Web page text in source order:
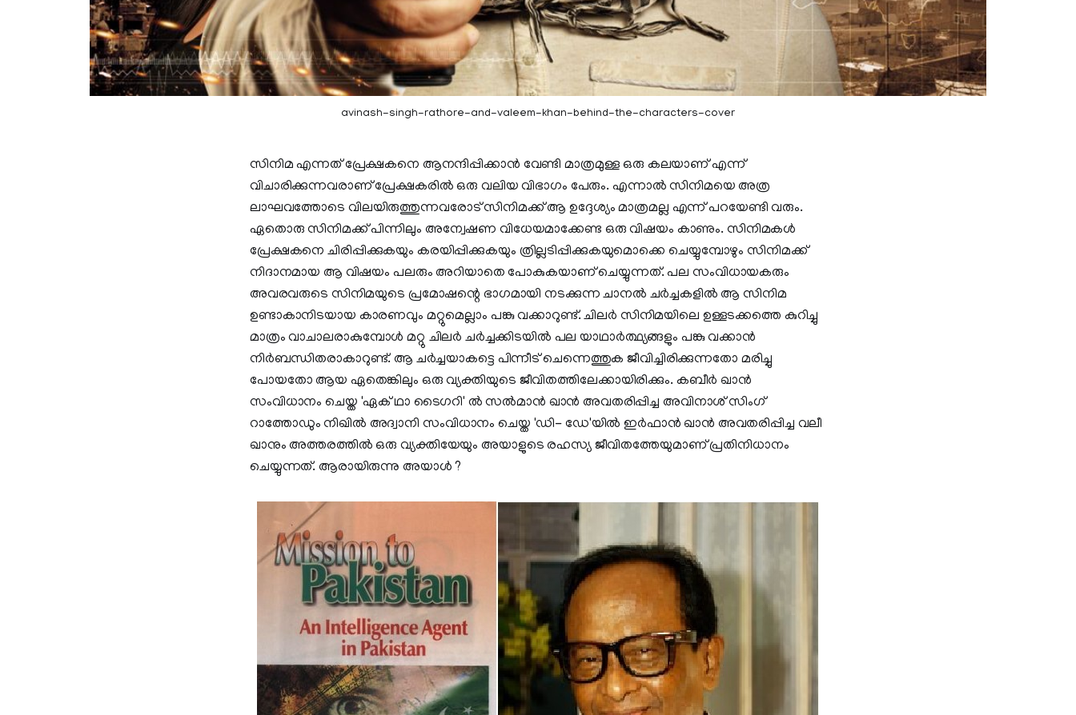
avinash-singh-rathore-and-valeem-khan-behind-the-characters-cover
സിനിമ എന്നത് പ്രേക്ഷകനെ ആനന്ദിപ്പിക്കാൻ വേണ്ടി മാത്രമുള്ള ഒരു കലയാണ്‌ എന്ന്
വിചാരിക്കുന്നവരാണ് പ്രേക്ഷകരിൽ ഒരു വലിയ വിഭാഗം പേരും. എന്നാൽ സിനിമയെ അത്ര
ലാഘവത്തോടെ വിലയിരുത്തുന്നവരോട് സിനിമക്ക് ആ ഉദ്ദേശ്യം മാത്രമല്ല എന്ന് പറയേണ്ടി വരും.
ഏതൊരു സിനിമക്ക് പിന്നിലും അന്വേഷണ വിധേയമാക്കേണ്ട ഒരു വിഷയം കാണും. സിനിമകൾ
പ്രേക്ഷകനെ ചിരിപ്പിക്കുകയും കരയിപ്പിക്കുകയും ത്രില്ലടിപ്പിക്കുകയുമൊക്കെ ചെയ്യുമ്പോഴും സിനിമക്ക്
നിദാനമായ ആ വിഷയം പലരും അറിയാതെ പോകുകയാണ് ചെയ്യുന്നത്. പല സംവിധായകരും
അവരവരുടെ സിനിമയുടെ പ്രമോഷന്റെ ഭാഗമായി നടക്കുന്ന ചാനൽ ചർച്ചകളിൽ ആ സിനിമ
ഉണ്ടാകാനിടയായ കാരണവും മറ്റുമെല്ലാം പങ്കു വക്കാറുണ്ട്. ചിലർ സിനിമയിലെ ഉള്ളടക്കത്തെ കുറിച്ചു
മാത്രം വാചാലരാകുമ്പോൾ മറ്റു ചിലർ ചർച്ചക്കിടയിൽ പല യാഥാർത്ഥ്യങ്ങളും പങ്കു വക്കാൻ
നിർബന്ധിതരാകാറുണ്ട്. ആ ചർച്ചയാകട്ടെ പിന്നീട് ചെന്നെത്തുക ജീവിച്ചിരിക്കുന്നതോ മരിച്ചു
പോയതോ ആയ ഏതെങ്കിലും ഒരു വ്യക്തിയുടെ ജീവിതത്തിലേക്കായിരിക്കും. കബീർ ഖാൻ
സംവിധാനം ചെയ്ത 'ഏക്‌ ഥാ ടൈഗറി' ൽ സൽമാൻ ഖാൻ അവതരിപ്പിച്ച അവിനാശ് സിംഗ്
റാത്തോഡും നിഖിൽ അദ്വാനി സംവിധാനം ചെയ്ത 'ഡി- ഡേ'യിൽ ഇർഫാൻ ഖാൻ അവതരിപ്പിച്ച വലീ
ഖാനും അത്തരത്തിൽ ഒരു വ്യക്തിയേയും അയാളുടെ രഹസ്യ ജീവിതത്തേയുമാണ് പ്രതിനിധാനം
ചെയ്യുന്നത്. ആരായിരുന്നു അയാൾ ?